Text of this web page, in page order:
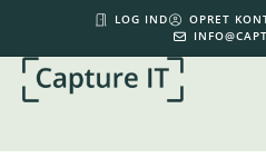
LOG IND OPRET